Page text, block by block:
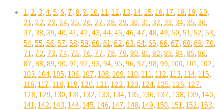
1, 2, 3,4,5,6, 7,8,9,10,11,12,13,14,15,16,17,18,19, 20,
21, 22, 23, 24, 25, 26, 27, 28, 29, 30, 31, 32, 33, 34, 35, 36,
37, 38, 39,40,41,42,43,44,45,46,47,48,49,50,51,52,53,
54,55,56,57,58,59,60,61,62,63,64,65,66,67,68,69, 70,
71, 72, 73, 74, 75, 76, 77, 78, 79,80,81,82,83,84,85,86,
87,88,89,90,91,92,93,94,95,96,97,98,99,100,101,102,
103,104,105,106,107,108,109,110,111,112,113,114,115,
116,117,118,119,120,121,122,123,124,125,126,127,
128,129,130,131,132,133,134,135,136,137,138,139,140,
141,142,143,144,145,146,147,148,149,150,151,152,153,